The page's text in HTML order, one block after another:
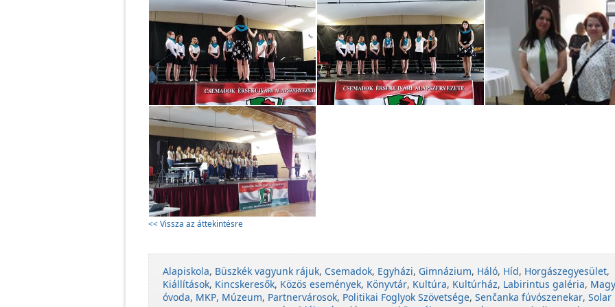
<< Vissza az áttekintésre
Alapiskola, Büszkék vagyunk rájuk, Csemadok, Egyházi, Gimnázium, Háló, Híd, Horgászegyesület,
Kiállítások, Kincskeresők, Közös események, Könyvtár, Kultúra, Kultúrház, Labirintus galéria,
óvoda, MKP, Múzeum, Partnervárosok, Politikai Foglyok Szövetsége, Senčanka fúvószenekar, Solar